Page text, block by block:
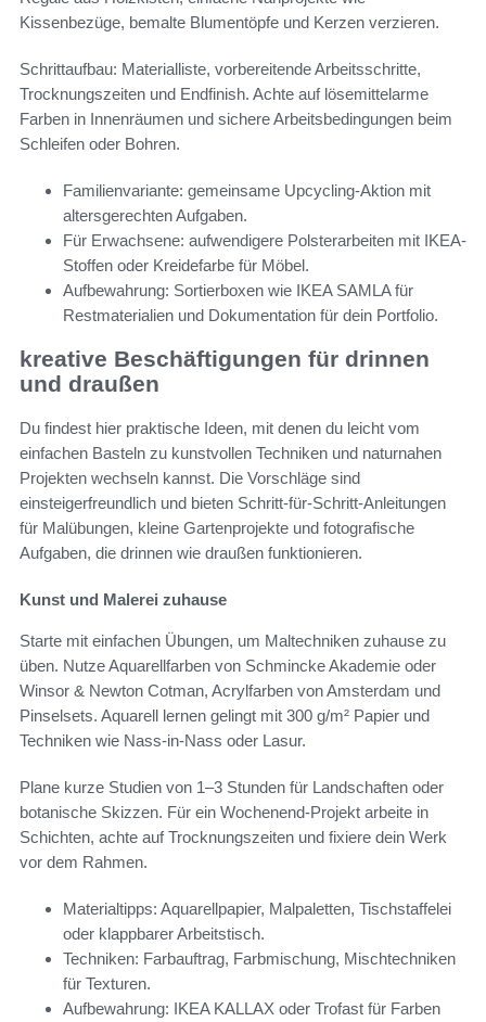
Kissenbezüge, bemalte Blumentöpfe und Kerzen verzieren.
Schrittaufbau: Materialliste, vorbereitende Arbeitsschritte,
Trocknungszeiten und Endfinish. Achte auf lösemittelarme
Farben in Innenräumen und sichere Arbeitsbedingungen beim
Schleifen oder Bohren.
Familienvariante: gemeinsame Upcycling-Aktion mit
altersgerechten Aufgaben.
Für Erwachsene: aufwendigere Polsterarbeiten mit IKEA-
Stoffen oder Kreidefarbe für Möbel.
Aufbewahrung: Sortierboxen wie IKEA SAMLA für
Restmaterialien und Dokumentation für dein Portfolio.
kreative Beschäftigungen für drinnen
und draußen
Du findest hier praktische Ideen, mit denen du leicht vom
einfachen Basteln zu kunstvollen Techniken und naturnahen
Projekten wechseln kannst. Die Vorschläge sind
einsteigerfreundlich und bieten Schritt-für-Schritt-Anleitungen
für Malübungen, kleine Gartenprojekte und fotografische
Aufgaben, die drinnen wie draußen funktionieren.
Kunst und Malerei zuhause
Starte mit einfachen Übungen, um Maltechniken zuhause zu
üben. Nutze Aquarellfarben von Schmincke Akademie oder
Winsor & Newton Cotman, Acrylfarben von Amsterdam und
Pinselsets. Aquarell lernen gelingt mit 300 g/m² Papier und
Techniken wie Nass-in-Nass oder Lasur.
Plane kurze Studien von 1–3 Stunden für Landschaften oder
botanische Skizzen. Für ein Wochenend-Projekt arbeite in
Schichten, achte auf Trocknungszeiten und fixiere dein Werk
vor dem Rahmen.
Materialtipps: Aquarellpapier, Malpaletten, Tischstaffelei
oder klappbarer Arbeitstisch.
Techniken: Farbauftrag, Farbmischung, Mischtechniken
für Texturen.
Aufbewahrung: IKEA KALLAX oder Trofast für Farben